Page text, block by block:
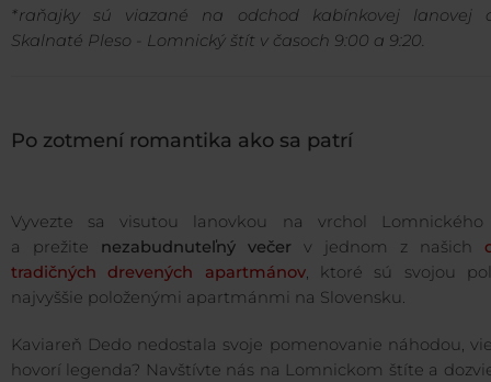
*raňajky sú viazané na odchod kabínkovej lanovej
Skalnaté Pleso - Lomnický štít v časoch 9:00 a 9:20.
Po zotmení romantika ako sa patrí
Vyvezte sa visutou lanovkou na vrchol
a prežite nezabudnuteľný večer v jednom z našich
tradičných drevených apartmánov, ktoré sú svojou
najvyššie položenými apartmánmi na Slovensku.
Kaviareň Dedo nedostala svoje pomenovanie náhodou,
hovorí legenda? Navštívte nás na Lomnickom štíte a